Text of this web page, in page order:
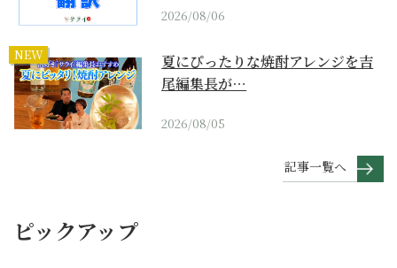
2026/08/06
NEW
夏にぴったりな焼酎アレンジを吉
尾編集長が…
2026/08/05
記事一覧へ
ピックアップ